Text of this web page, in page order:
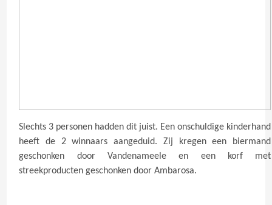
Slechts 3 personen hadden dit juist. Een onschuldige kinderhand
heeft de 2 winnaars aangeduid. Zij kregen een biermand
geschonken door Vandenameele en een korf met
streekproducten geschonken door Ambarosa.